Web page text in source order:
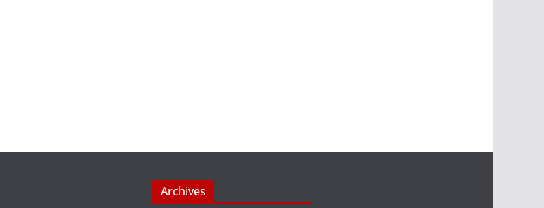
Archives